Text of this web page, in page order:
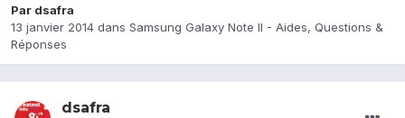
Par dsafra
13 janvier 2014 dans Samsung Galaxy Note II - Aides, Questions &
Réponses
dsafra